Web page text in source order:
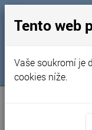
Tento web
Vaše soukromí je
cookies níže.